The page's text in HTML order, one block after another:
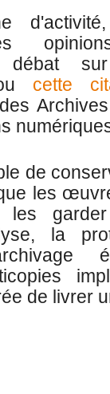
les
cette
de
les
garder
la
de livrer